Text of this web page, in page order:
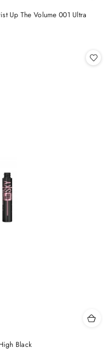
Up The Volume 001 Ultra
Black